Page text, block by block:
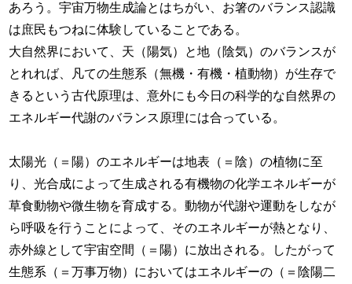
あろう。宇宙万物生成論とはちがい、お箸のバランス認識
は庶民もつねに体験していることである。
大自然界において、天（陽気）と地（陰気）のバランスが
とれれば、凡ての生態系（無機・有機・植動物）が生存で
きるという古代原理は、意外にも今日の科学的な自然界の
エネルギー代謝のバランス原理には合っている。
太陽光（＝陽）のエネルギーは地表（＝陰）の植物に至
り、光合成によって生成される有機物の化学エネルギーが
草食動物や微生物を育成する。動物が代謝や運動をしなが
ら呼吸を行うことによって、そのエネルギーが熱となり、
赤外線として宇宙空間（＝陽）に放出される。したがって
生態系（＝万事万物）においてはエネルギーの（＝陰陽二